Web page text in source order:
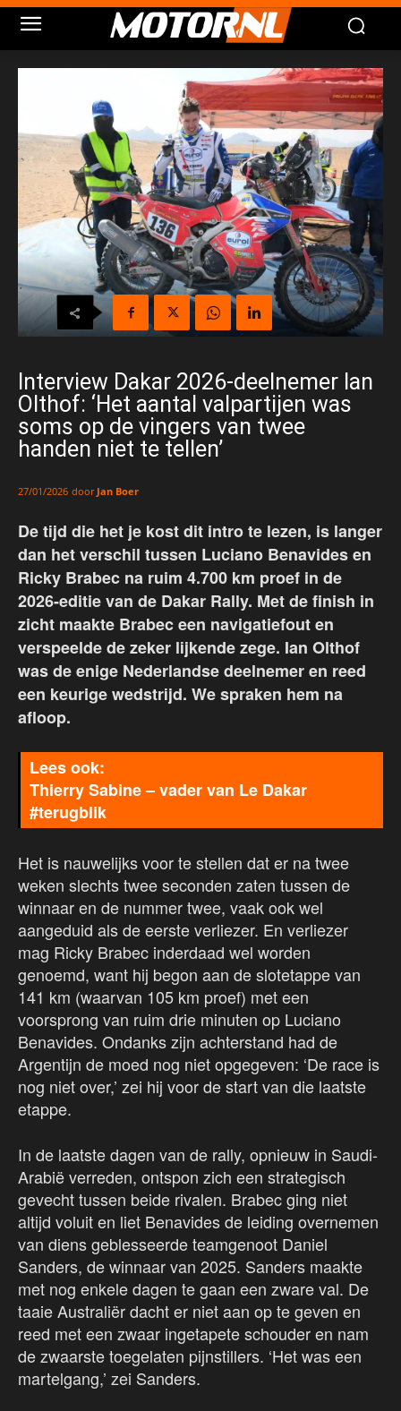
Interview Dakar 2026-deelnemer Ian
Olthof: ‘Het aantal valpartijen was
soms op de vingers van twee
handen niet te tellen’
27/01/2026 door Jan Boer
De tijd die het je kost dit intro te lezen, is langer
dan het verschil tussen Luciano Benavides en
Ricky Brabec na ruim 4.700 km proef in de
2026-editie van de Dakar Rally. Met de finish in
zicht maakte Brabec een navigatiefout en
verspeelde de zeker lijkende zege. Ian Olthof
was de enige Nederlandse deelnemer en reed
een keurige wedstrijd. We spraken hem na
afloop.
Thierry Sabine – vader van Le Dakar
#terugblik
Het is nauwelijks voor te stellen dat er na twee
weken slechts twee seconden zaten tussen de
winnaar en de nummer twee, vaak ook wel
aangeduid als de eerste verliezer. En verliezer
mag Ricky Brabec inderdaad wel worden
genoemd, want hij begon aan de slotetappe van
141 km (waarvan 105 km proef) met een
voorsprong van ruim drie minuten op Luciano
Benavides. Ondanks zijn achterstand had de
Argentijn de moed nog niet opgegeven: ‘De race is
nog niet over,’ zei hij voor de start van die laatste
etappe.
In de laatste dagen van de rally, opnieuw in Saudi-
Arabië verreden, ontspon zich een strategisch
gevecht tussen beide rivalen. Brabec ging niet
altijd voluit en liet Benavides de leiding overnemen
van diens geblesseerde teamgenoot Daniel
Sanders, de winnaar van 2025. Sanders maakte
met nog enkele dagen te gaan een zware val. De
taaie Australiër dacht er niet aan op te geven en
reed met een zwaar ingetapete schouder en nam
de zwaarste toegelaten pijnstillers. ‘Het was een
martelgang,’ zei Sanders.